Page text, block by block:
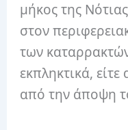
μήκος της
στον
των
εκπληκτικά,
από την άποψη